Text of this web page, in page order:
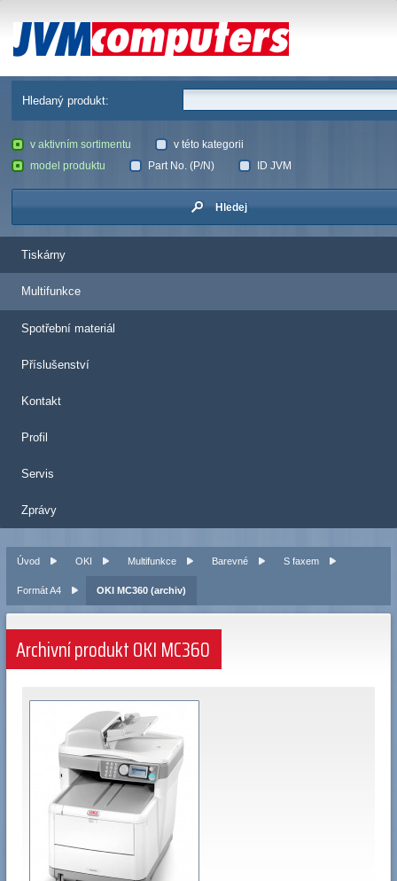
JVM Computers
Hledaný produkt:
v aktivním sortimentu
v této kategorii
model produktu
Part No. (P/N) ID JVM
Hledej
Tiskárny
Multifunkce
Spotřební materiál
Příslušenství
Kontakt
Profil
Servis
Zprávy
Úvod OKI Multifunkce Barevné S faxem
Formát A4 OKI MC360 (archiv)
Archivní produkt OKI MC360